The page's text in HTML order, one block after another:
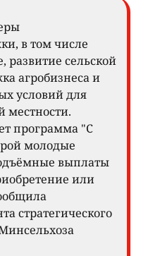
в том числе
развитие сельской
агробизнеса и
условий для
местности.
программа "С
молодые
выплаты
или
стратегического